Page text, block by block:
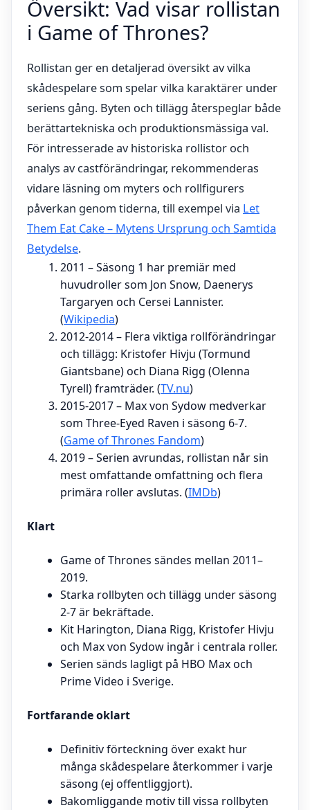
Översikt: Vad visar rollistan
i Game of Thrones?
Rollistan ger en detaljerad översikt av vilka
skådespelare som spelar vilka karaktärer under
seriens gång. Byten och tillägg återspeglar både
berättartekniska och produktionsmässiga val.
För intresserade av historiska rollistor och
analys av castförändringar, rekommenderas
vidare läsning om myters och rollfigurers
påverkan genom tiderna, till exempel via Let
Them Eat Cake – Mytens Ursprung och Samtida
Betydelse.
2011 – Säsong 1 har premiär med
huvudroller som Jon Snow, Daenerys
Targaryen och Cersei Lannister.
(Wikipedia)
2012-2014– Flera viktiga rollförändringar
och tillägg: Kristofer Hivju (Tormund
Giantsbane) och Diana Rigg (Olenna
Tyrell) framträder. (TV.nu)
2015-2017– Max von Sydow medverkar
som Three-Eyed Raven i säsong 6-7.
(Game of Thrones Fandom)
2019– Serien avrundas, rollistan når sin
mest omfattande omfattning och flera
primära roller avslutas. (IMDb)
Klart
Game of Thrones sändes mellan 2011–
2019.
Starka rollbyten och tillägg under säsong
2-7 är bekräftade.
Kit Harington, Diana Rigg, Kristofer Hivju
och Max von Sydow ingår i centrala roller.
Serien sänds lagligt på HBO Max och
Prime Video i Sverige.
Fortfarande oklart
Definitiv förteckning över exakt hur
många skådespelare återkommer i varje
säsong (ej offentliggjort).
Bakomliggande motiv till vissa rollbyten